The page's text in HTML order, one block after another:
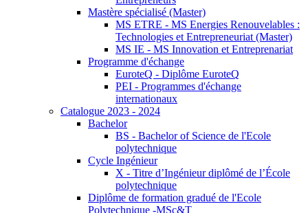
Mastère spécialisé (Master)
MS ETRE - MS Energies Renouvelables :
Technologies et Entrepreneuriat (Master)
MS IE - MS Innovation et Entreprenariat
Programme d'échange
EuroteQ - Diplôme EuroteQ
PEI - Programmes d'échange
internationaux
Catalogue 2023 - 2024
Bachelor
BS - Bachelor of Science de l'Ecole
polytechnique
Cycle Ingénieur
X - Titre d’Ingénieur diplômé de l’École
polytechnique
Diplôme de formation gradué de l'Ecole
Polytechnique -MSc&T